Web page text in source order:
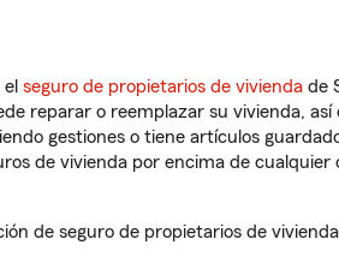
seguro de propietarios de vivienda de
reparar o reemplazar su vivienda, así
gestiones o tiene artículos
de vivienda por encima de cualquier
de seguro de propietarios de